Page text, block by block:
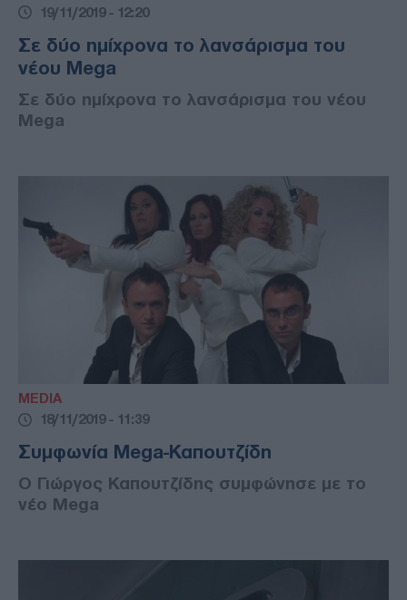
19/11/2019 - 12:20
Σε δύο ημίχρονα το λανσάρισμα του
νέου Mega
Σε δύο ημίχρονα το λανσάρισμα του νέου
Mega
MEDIA
18/11/2019 - 11:39
Συμφωνία Mega-Καπουτζίδη
Ο Γιώργος Καπουτζίδης συμφώνησε με το
νέο Mega